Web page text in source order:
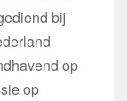
bij
op
op